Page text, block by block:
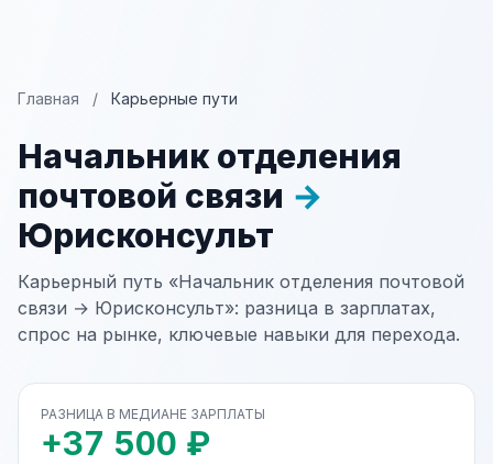
Главная / Карьерные пути
Начальник отделения
почтовой связи →
Юрисконсульт
Карьерный путь «Начальник отделения почтовой
связи → Юрисконсульт»: разница в зарплатах,
спрос на рынке, ключевые навыки для перехода.
РАЗНИЦА В МЕДИАНЕ ЗАРПЛАТЫ
+37 500 ₽